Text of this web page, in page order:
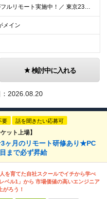
＼社員の7割がフルリモート実施中！／ 東京23区内など1都3県を中心としたプロジェクト先での勤務となります。 ※勤務地は希望を考慮します ≪本社≫ 東京都渋谷区恵比寿南1丁目3番7号 隅越ビル5階
メイン
検討中に入れる
2026.08.20
要 話を聞きたい応募可
ット上場】
ヶ月のリモート研修あり★PC
まで必ず昇給
を育てた自社スクールでイチから学べ
ベル1」から 市場価値の高いエンジニア
がろう！